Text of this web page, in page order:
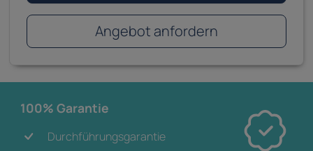
Angebot anfordern
100% Garantie
Durchführungsgarantie